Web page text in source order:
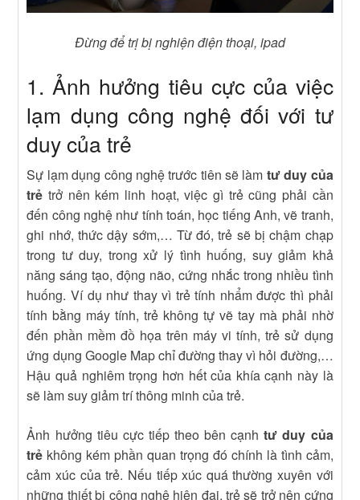
Đừng để trị bị nghiện điện thoại, ipad
1. Ảnh hưởng tiêu cực của việc
lạm dụng công nghệ đối với tư
duy của trẻ
Sự lạm dụng công nghệ trước tiên sẽ làm tư duy của
trẻ trở nên kém linh hoạt, việc gì trẻ cũng phải cần
đến công nghệ như tính toán, học tiếng Anh, vẽ tranh,
ghi nhớ, thức dậy sớm,… Từ đó, trẻ sẽ bị chậm chạp
trong tư duy, trong xử lý tình huống, suy giảm khả
năng sáng tạo, động não, cứng nhắc trong nhiều tình
huống. Ví dụ như thay vì trẻ tính nhẩm được thì phải
tính bằng máy tính, trẻ không tự vẽ tay mà phải nhờ
đến phần mềm đồ họa trên máy vi tính, trẻ sử dụng
ứng dụng Google Map chỉ đường thay vì hỏi đường,…
Hậu quả nghiêm trọng hơn hết của khía cạnh này là
sẽ làm suy giảm trí thông minh của trẻ.
Ảnh hưởng tiêu cực tiếp theo bên cạnhtư duy của
trẻ không kém phần quan trọng đó chính là tình cảm,
cảm xúc của trẻ. Nếu tiếp xúc quá thường xuyên với
những thiết bị công nghệ hiện đại, trẻ sẽ trở nên cứng